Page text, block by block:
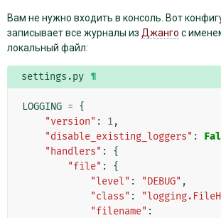
Вам не нужно входить в консоль. Вот
записывает все журналы из Джанго с
локальный файл:
settings.py ¶
LOGGING = {
"version" : 1,
"disable_existing_loggers" :
"handlers" :
{
"file" :
{
"level" : "DEBUG" ,
"class" :
"filename" :